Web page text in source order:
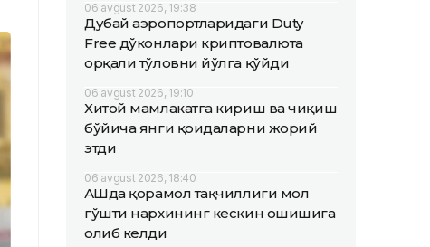
06 avgust 2026, 19:38
Дубай аэропортларидаги Duty
Free дўконлари криптовалюта
орқали тўловни йўлга қўйди
06 avgust 2026, 19:10
Хитой мамлакатга кириш ва чиқиш
бўйича янги қоидаларни жорий
этди
06 avgust 2026, 18:40
АҚШда қорамол тақчиллиги мол
гўшти нархининг кескин ошишига
олиб келди